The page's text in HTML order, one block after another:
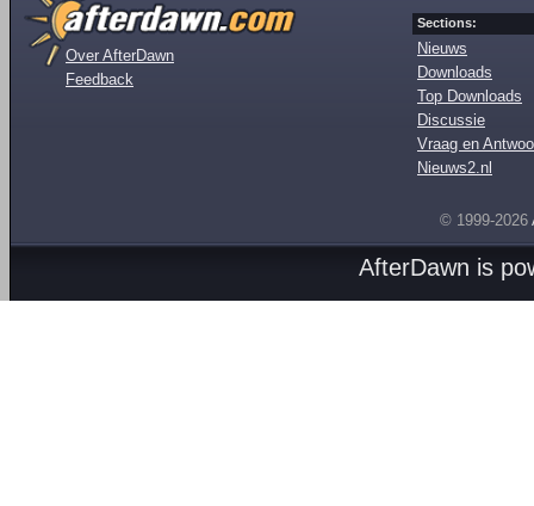
Over AfterDawn
Feedback
Sections:
Nieuws
Downloads
Top Downloads
Discussie
Vraag en
Nieuws2.nl
© 1999-2026
AfterDawn is